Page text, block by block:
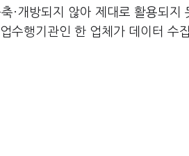
·개방되지 않아 제대로 활용되지
수행기관인 한 업체가 데이터 수